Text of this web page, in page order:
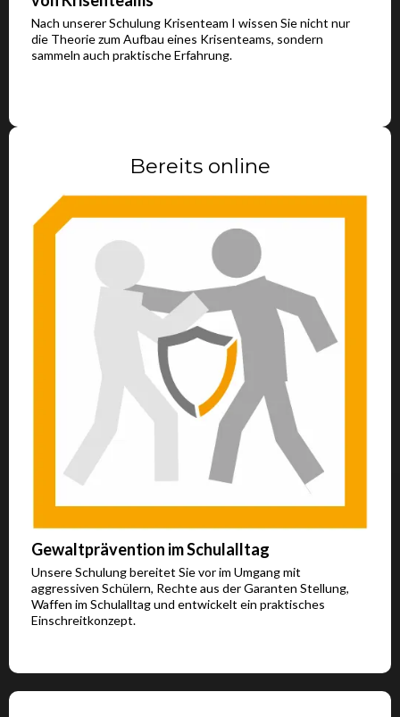
Nach unserer Schulung Krisenteam I wissen Sie nicht nur
die Theorie zum Aufbau eines Krisenteams, sondern
sammeln auch praktische Erfahrung.
Bereits online
Gewaltprävention im Schulalltag
Unsere Schulung bereitet Sie vor im Umgang mit
aggressiven Schülern, Rechte aus der Garanten Stellung,
Waffen im Schulalltag und entwickelt ein praktisches
Einschreitkonzept.